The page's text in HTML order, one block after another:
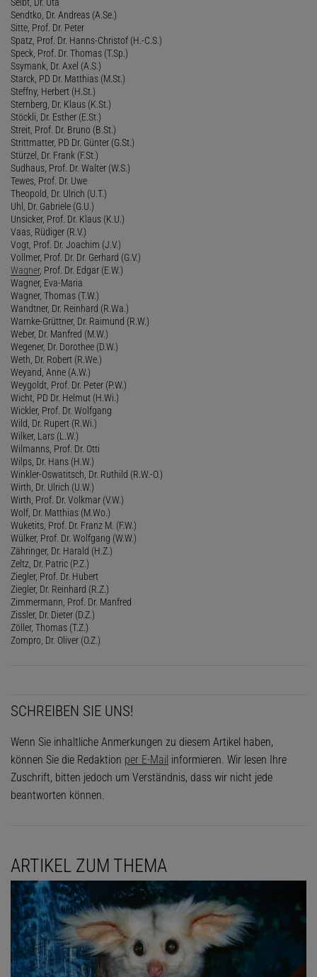
Sendtko, Dr. Andreas (A.Se.)
Sitte, Prof. Dr. Peter
Spatz, Prof. Dr. Hanns-Christof (H.-C.S.)
Speck, Prof. Dr. Thomas (T.Sp.)
Ssymank, Dr. Axel (A.S.)
Starck, PD Dr. Matthias (M.St.)
Steffny, Herbert (H.St.)
Sternberg, Dr. Klaus (K.St.)
Stöckli, Dr. Esther (E.St.)
Streit, Prof. Dr. Bruno (B.St.)
Strittmatter, PD Dr. Günter (G.St.)
Stürzel, Dr. Frank (F.St.)
Sudhaus, Prof. Dr. Walter (W.S.)
Tewes, Prof. Dr. Uwe
Theopold, Dr. Ulrich (U.T.)
Uhl, Dr. Gabriele (G.U.)
Unsicker, Prof. Dr. Klaus (K.U.)
Vaas, Rüdiger (R.V.)
Vogt, Prof. Dr. Joachim (J.V.)
Vollmer, Prof. Dr. Dr. Gerhard (G.V.)
Wagner, Prof. Dr. Edgar (E.W.)
Wagner, Eva-Maria
Wagner, Thomas (T.W.)
Wandtner, Dr. Reinhard (R.Wa.)
Warnke-Grüttner, Dr. Raimund (R.W.)
Weber, Dr. Manfred (M.W.)
Wegener, Dr. Dorothee (D.W.)
Weth, Dr. Robert (R.We.)
Weyand, Anne (A.W.)
Weygoldt, Prof. Dr. Peter (P.W.)
Wicht, PD Dr. Helmut (H.Wi.)
Wickler, Prof. Dr. Wolfgang
Wild, Dr. Rupert (R.Wi.)
Wilker, Lars (L.W.)
Wilmanns, Prof. Dr. Otti
Wilps, Dr. Hans (H.W.)
Winkler-Oswatitsch, Dr. Ruthild (R.W.-O.)
Wirth, Dr. Ulrich (U.W.)
Wirth, Prof. Dr. Volkmar (V.W.)
Wolf, Dr. Matthias (M.Wo.)
Wuketits, Prof. Dr. Franz M. (F.W.)
Wülker, Prof. Dr. Wolfgang (W.W.)
Zähringer, Dr. Harald (H.Z.)
Zeltz, Dr. Patric (P.Z.)
Ziegler, Prof. Dr. Hubert
Ziegler, Dr. Reinhard (R.Z.)
Zimmermann, Prof. Dr. Manfred
Zissler, Dr. Dieter (D.Z.)
Zöller, Thomas (T.Z.)
Zompro, Dr. Oliver (O.Z.)
SCHREIBEN SIE UNS!
Wenn Sie inhaltliche Anmerkungen zu diesem Artikel haben,
können Sie die Redaktion per E-Mail informieren. Wir lesen Ihre
Zuschrift, bitten jedoch um Verständnis, dass wir nicht jede
beantworten können.
ARTIKEL ZUM THEMA